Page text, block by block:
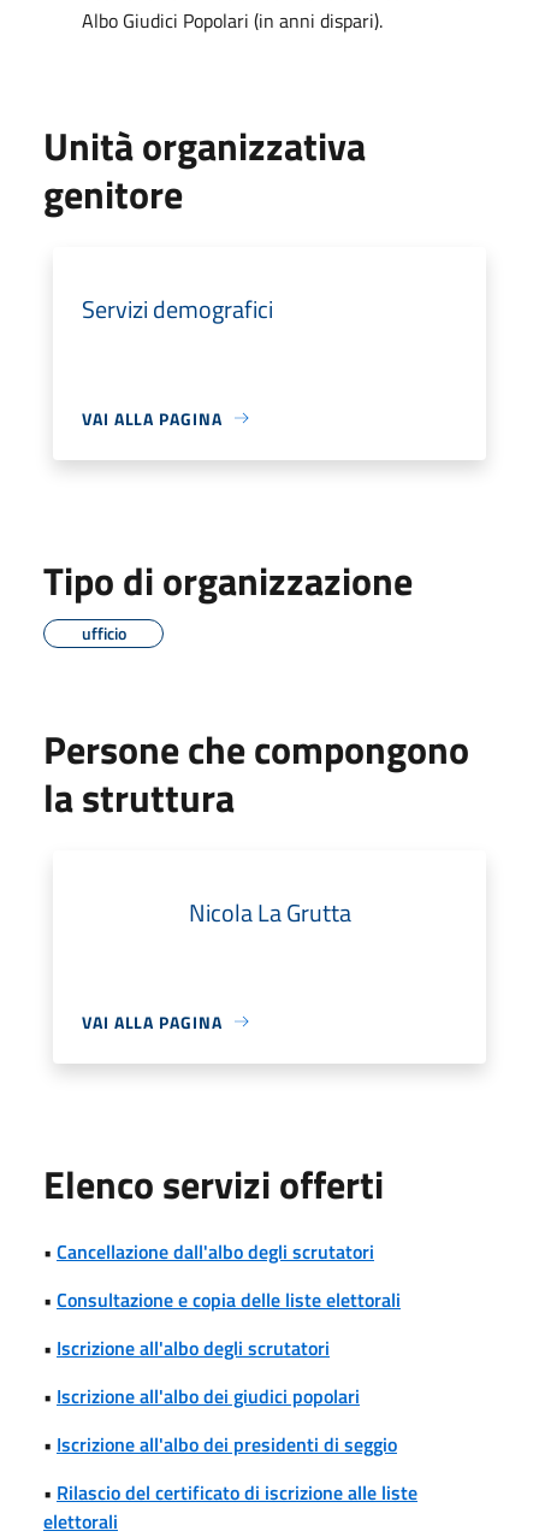
Albo Giudici Popolari (in anni dispari).
Unità organizzativa
genitore
Servizi demografici
VAI ALLA PAGINA
Tipo di organizzazione
ufficio
Persone che compongono
la struttura
Nicola La Grutta
VAI ALLA PAGINA
Elenco servizi offerti
• Cancellazione dall'albo degli scrutatori
• Consultazione e copia delle liste elettorali
• Iscrizione all'albo degli scrutatori
• Iscrizione all'albo dei giudici popolari
• Iscrizione all'albo dei presidenti di seggio
• Rilascio del certificato di iscrizione alle liste
elettorali